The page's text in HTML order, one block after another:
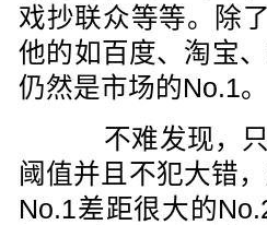
戏抄联众等等。除
他的如百度、淘宝
仍然是市场的No.1。
不难发现，只
阈值并且不犯大错
No.1差距很大的